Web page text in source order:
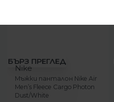
-14%
БЪРЗ ПРЕГЛЕД
Nike
Мъжки панталон Nike Air
Men’s Fleece Cargo Photon
Dust/White